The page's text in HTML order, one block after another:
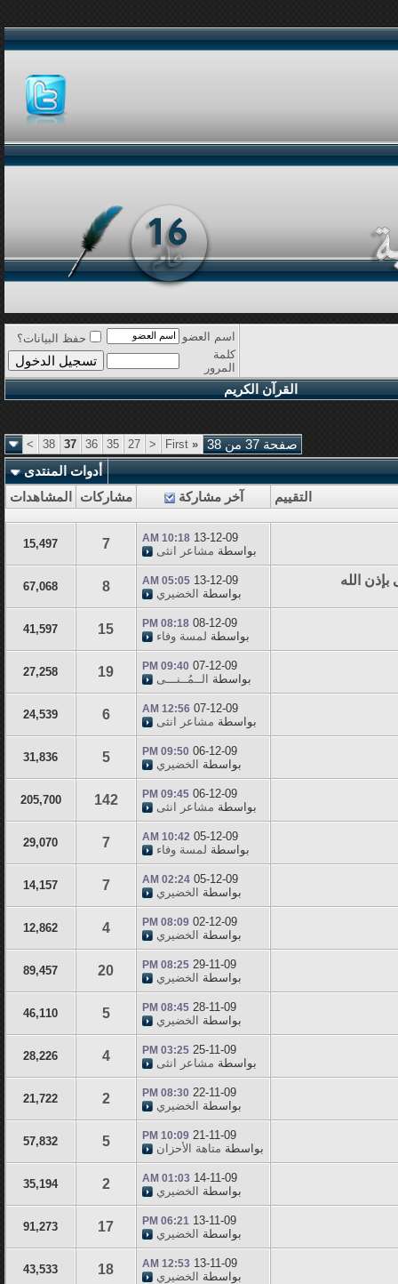
اسم العضو
حفظ البيانات؟
كلمة
المرور
القرآن الكريم
صفحة 37 من 38 «
<
27
35
36
37
38
>
أدوات المنتدى
التقييم
آخر مشاركة مشاركات المشاهدات
13-12-09
10:18 AM
بواسطة مشاعر انثى 7
15,497
الله 13-12-09
05:05 AM
بواسطة الخضيري 8
67,068
08-12-09
08:18 PM
بواسطة لمسة وفاء 15
41,597
07-12-09
09:40 PM
بواسطة الــمُــنـــى 19
27,258
07-12-09
12:56 AM
بواسطة مشاعر انثى 6
24,539
06-12-09
09:50 PM
بواسطة الخضيري 5
31,836
06-12-09
09:45 PM
بواسطة مشاعر انثى 142
205,700
05-12-09
10:42 AM
بواسطة لمسة وفاء 7
29,070
05-12-09
02:24 AM
بواسطة الخضيري 7
14,157
02-12-09
08:09 PM
بواسطة الخضيري 4
12,862
29-11-09
08:25 PM
بواسطة الخضيري 20
89,457
28-11-09
08:45 PM
بواسطة الخضيري 5
46,110
25-11-09
03:25 PM
بواسطة مشاعر انثى 4
28,226
22-11-09
08:30 PM
بواسطة الخضيري 2
21,722
21-11-09
10:09 PM
بواسطة متاهة الأحزان 5
57,832
14-11-09
01:03 AM
بواسطة الخضيري 2
35,194
13-11-09
06:21 PM
بواسطة الخضيري 17
91,273
13-11-09
12:53 AM
بواسطة الخضيري 18
43,533